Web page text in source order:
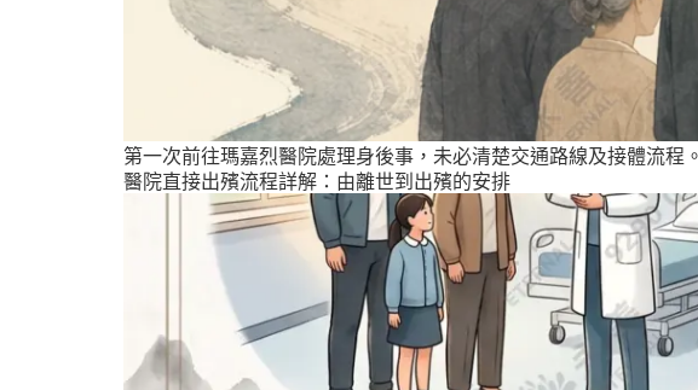
第一次前往瑪嘉烈醫院處理身後事，未必清楚交通路線及接體流
醫院直接出殯流程詳解：由離世到出殯的安排